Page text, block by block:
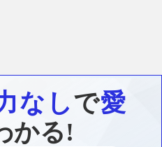
なしで愛
かる!